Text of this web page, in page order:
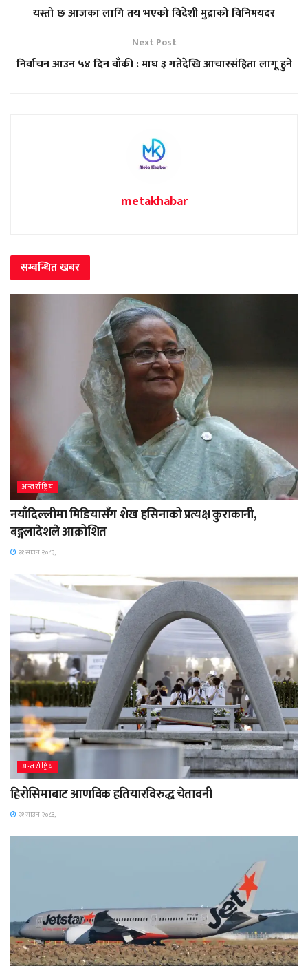
यस्तो छ आजका लागि तय भएको विदेशी मुद्राको विनिमयदर
Next Post
निर्वाचन आउन ५४ दिन बाँकी : माघ ३ गतेदेखि आचारसंहिता लागू हुने
metakhabar
सम्बन्धितखबर
अन्तर्राष्ट्रिय
नयाँदिल्लीमा मिडियासँग शेख हसिनाको प्रत्यक्ष कुराकानी,
बङ्गलादेशले आक्रोशित
२१ साउन २०८३,
अन्तर्राष्ट्रिय
हिरोसिमाबाट आणविक हतियारविरुद्ध चेतावनी
२१ साउन २०८३,